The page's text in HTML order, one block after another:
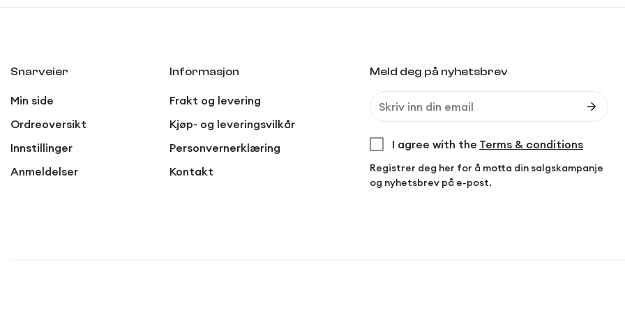
Snarveier
Min side
Ordreoversikt
Innstillinger
Anmeldelser
Informasjon
Frakt og levering
Kjøp- og leveringsvilkår
Personvernerklæring
Kontakt
Meld deg på nyhetsbrev
I agree with the Terms & conditions
Registrer deg her for å motta din salgskampanje
og nyhetsbrev på e-post.